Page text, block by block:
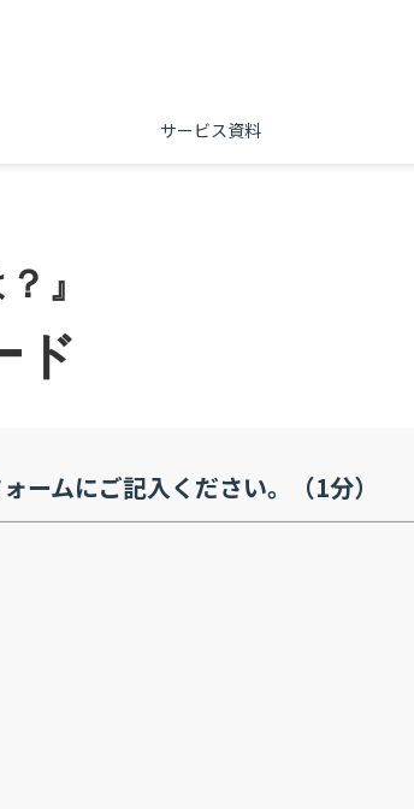
サービス資料
？』
ド
ームにご記入ください。（1分）